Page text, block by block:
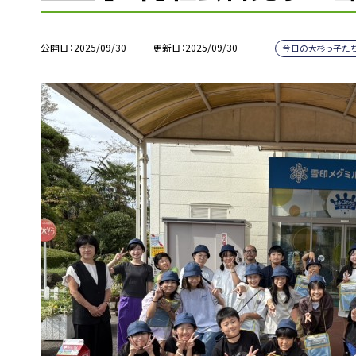
公開日 2025/09/30 更新日 2025/09/30 今日の大杉っ子た